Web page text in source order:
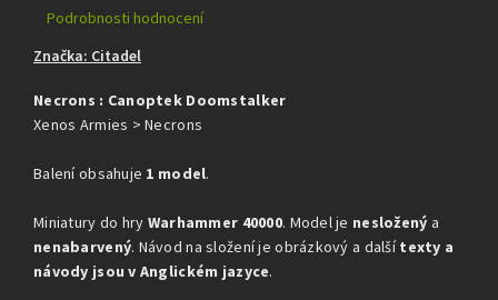
Průměrné
produktu
0,0
z
hvězdiček.
Podrobnosti hodnocení
Značka: Citadel
Necrons : Canoptek Doomstalker
Xenos Armies > Necrons
Balení obsahuje 1 model.
Miniatury do hry Warhammer 40000. Model je nesložený a
nenabarvený. Návod na složení je obrázkový a dalšítexty a
návody jsou v Anglickém jazyce.